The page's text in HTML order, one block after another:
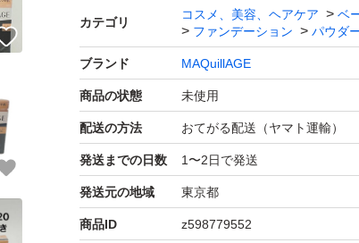
カテゴリ
コスメ、美容、ヘアケア
ベ
ファンデーション
パウダ
ブランド MAQuillAGE
商品の状態 未使用
配送の方法 おてがる配送（ヤマト運輸）
発送までの日数 1〜2日で発送
発送元の地域 東京都
商品ID z598779552